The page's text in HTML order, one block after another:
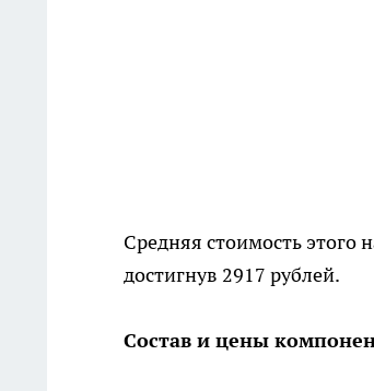
Средняя стоимость этого
достигнув 2917 рублей.
Состав и цены